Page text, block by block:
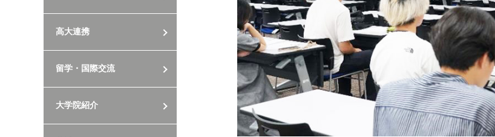
高大連携
留学・国際交流
大学院紹介